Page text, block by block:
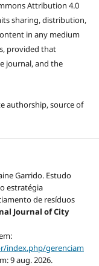
Attribution 4.0
sharing, distribution,
in any medium
provided that
journal, and the
authorship, source of
Garrido. Estudo
estratégia
de resíduos
Journal of City
index.php/gerenciam
9 aug. 2026.